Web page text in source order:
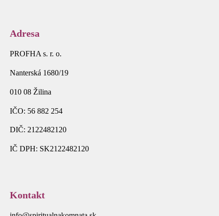
Adresa
PROFHA s. r. o.
Nanterská 1680/19
010 08 Žilina
IČO: 56 882 254
DIČ: 2122482120
IČ DPH: SK2122482120
Kontakt